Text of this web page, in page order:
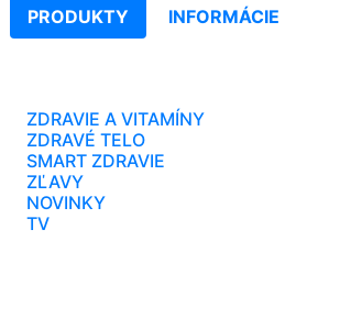
PRODUKTY INFORMÁCIE
ZDRAVIE A VITAMÍNY
ZDRAVÉ TELO
SMART ZDRAVIE
ZĽAVY
NOVINKY
TV